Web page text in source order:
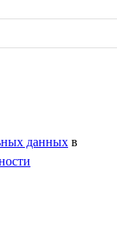
данных в